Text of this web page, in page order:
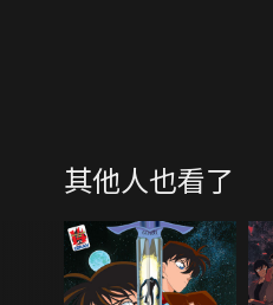
其他人也看了